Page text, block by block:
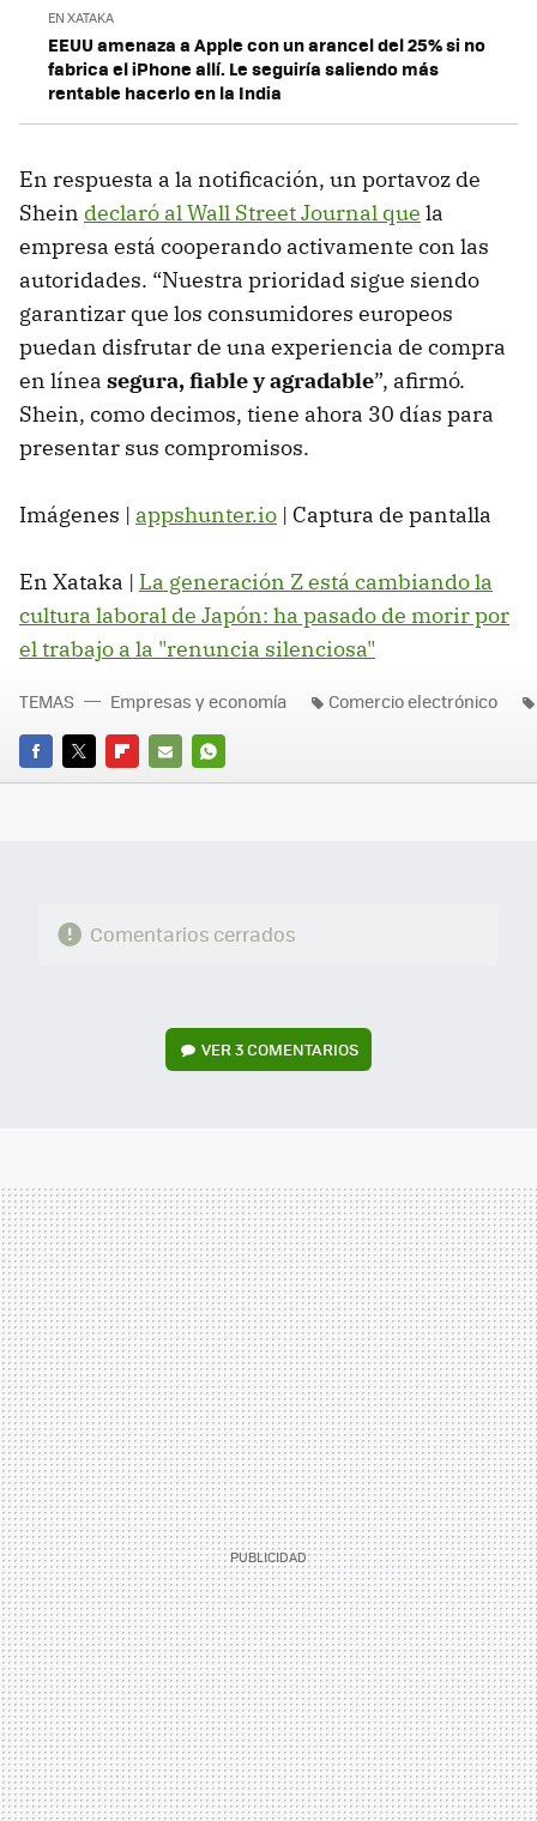
EN XATAKA
EEUU amenaza a Apple con un arancel del 25% si no
fabrica el iPhone allí. Le seguiría saliendo más
rentable hacerlo en la India
En respuesta a la notificación, un portavoz de
Shein declaró al Wall Street Journal que la
empresa está cooperando activamente con las
autoridades. “Nuestra prioridad sigue siendo
garantizar que los consumidores europeos
puedan disfrutar de una experiencia de compra
en línea segura, fiable y agradable”, afirmó.
Shein, como decimos, tiene ahora 30 días para
presentar sus compromisos.
Imágenes | appshunter.io | Captura de pantalla
En Xataka | La generación Z está cambiando la
cultura laboral de Japón: ha pasado de morir por
el trabajo a la "renuncia silenciosa"
FACEBOOK
TWITTERFLIPBOARD
E-
WHATSAPP
TEMAS Empresas y economía Comercio electrónico
Comentarios cerrados
VER3 COMENTARIOS